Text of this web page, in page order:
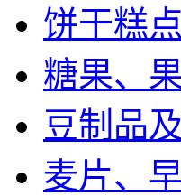
饼干糕点
糖果、
豆制品
麦片、